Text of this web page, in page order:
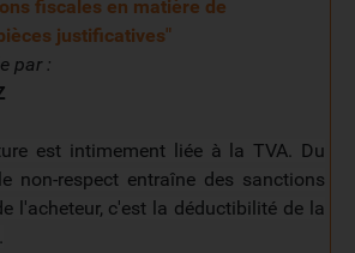
fiscales en matière de
justificatives"
par :
est intimement liée à la TVA. Du
non-respect entraîne des sanctions
l'acheteur, c'est la déductibilité de la